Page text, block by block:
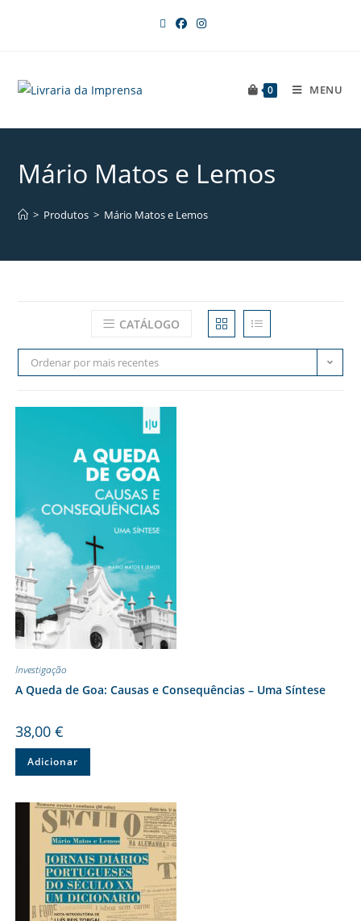
0 MENU
Mário Matos e Lemos
> Produtos > Mário Matos e Lemos
CATÁLOGO
Ordenar por mais recentes
Investigação
A Queda de Goa: Causas e Consequências – Uma Síntese
38,00 €
Adicionar